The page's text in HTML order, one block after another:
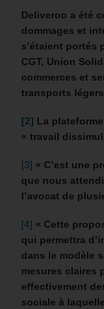
Deliveroo a été
dommages et
s’étaient portés
CGT, Union
commerces et
transports
[2] La
« travail
[3] « C’est une
que nous
l’avocat de
[4] « Cette
qui permettra
dans le modèle
mesures claires
effectivement
sociale à